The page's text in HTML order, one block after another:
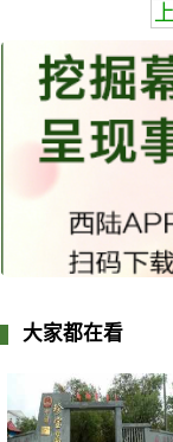
大家都在看